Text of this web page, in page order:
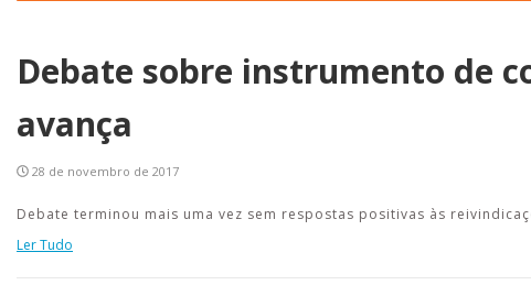
Ambiente
de
Trabalho
|
APCEF/SP
Debate sobre instrumento de
avança
28 de novembro de 2017
Debate terminou mais uma vez sem respostas positivas às
Ler Tudo